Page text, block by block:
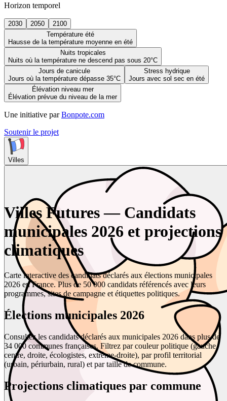
Horizon temporel
2030 2050
2100
Température été
Hausse de la température moyenne en été
Nuits tropicales
Nuits où la température ne descend pas sous 20°C
Jours de canicule
Jours où la température dépasse 35°C
Stress hydrique
Jours avec sol sec en été
Élévation niveau mer
Élévation prévue du niveau de la mer
Une initiative par Bonpote.com
Soutenir le projet
Villes
Villes Futures — Candidats
municipales 2026 et projections
climatiques
Carte interactive des candidats déclarés aux élections municipales
2026 en France. Plus de 50 000 candidats référencés avec leurs
programmes, sites de campagne et étiquettes politiques.
Élections municipales 2026
Consultez les candidats déclarés aux municipales 2026 dans plus de
34 000 communes françaises. Filtrez par couleur politique (gauche,
centre, droite, écologistes, extrême-droite), par profil territorial
(urbain, périurbain, rural) et par taille de commune.
Projections climatiques par commune